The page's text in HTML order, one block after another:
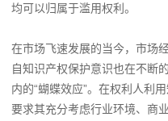
均可以归属于滥用权利。
在市场飞速发展的当今，市场
自知识产权保护意识也在不断
内的“蝴蝶效应”。在权利人利
要求其充分考虑行业环境、商